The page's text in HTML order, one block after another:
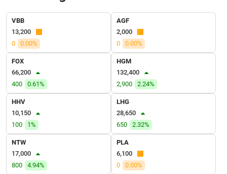
VBB
13,200
0
0.00%
AGF
2,000
0
0.00%
FOX
66,200
400
0.61%
HGM
132,400
2,900
2.24%
HHV
10,150
100
1%
LHG
28,650
650
2.32%
NTW
17,000
800
4.94%
PLA
6,100
0
0.00%
SỨC
KHỎE
TÀI
CHÍNH
CÔNG
THÔNG
TIN